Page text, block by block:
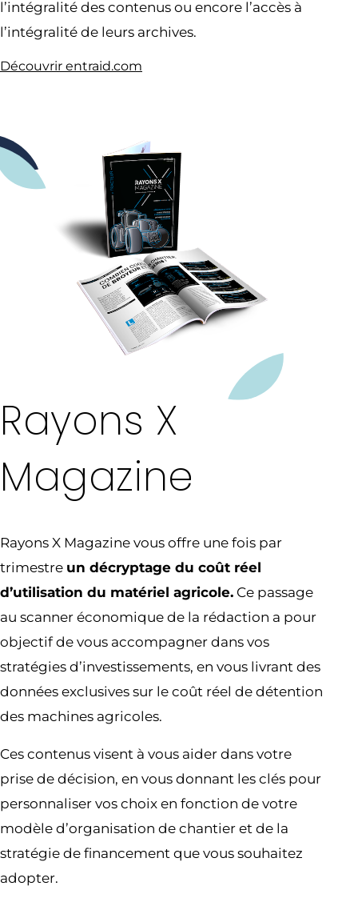
l’intégralité des contenus ou encore l’accès à
l’intégralité de leurs archives.
Découvrir entraid.com
Rayons X
Magazine
Rayons X Magazine vous offre une fois par
trimestre un décryptage du coût réel
d’utilisation du matériel agricole. Ce passage
au scanner économique de la rédaction a pour
objectif de vous accompagner dans vos
stratégies d’investissements, en vous livrant des
données exclusives sur le coût réel de détention
des machines agricoles.
Ces contenus visent à vous aider dans votre
prise de décision, en vous donnant les clés pour
personnaliser vos choix en fonction de votre
modèle d’organisation de chantier et de la
stratégie de financement que vous souhaitez
adopter.